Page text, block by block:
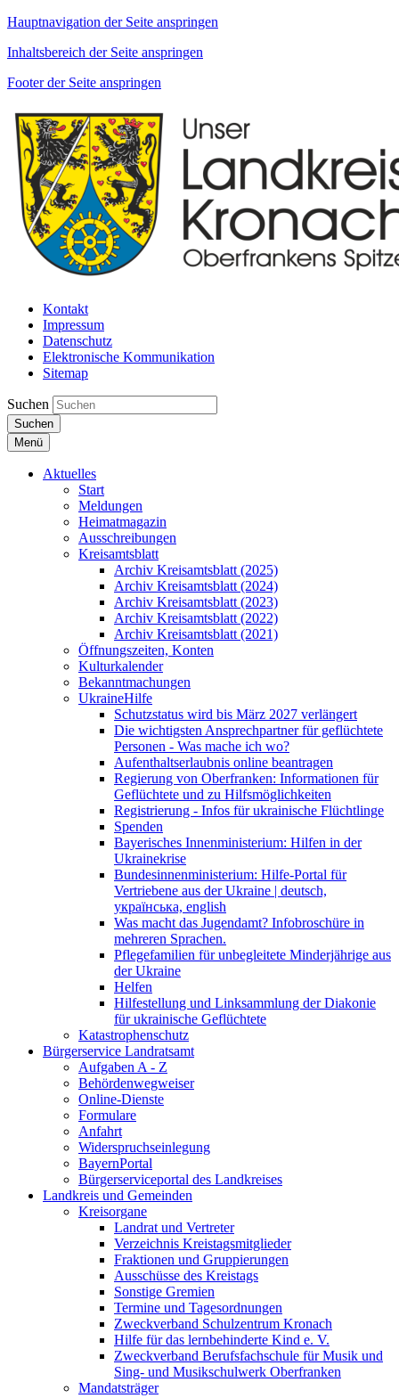
Hauptnavigation der Seite anspringen
Inhaltsbereich der Seite anspringen
Footer der Seite anspringen
Kontakt
Impressum
Datenschutz
Elektronische Kommunikation
Sitemap
Suchen
Suchen
Menü
Aktuelles
Start
Meldungen
Heimatmagazin
Ausschreibungen
Kreisamtsblatt
Archiv Kreisamtsblatt (2025)
Archiv Kreisamtsblatt (2024)
Archiv Kreisamtsblatt (2023)
Archiv Kreisamtsblatt (2022)
Archiv Kreisamtsblatt (2021)
Öffnungszeiten, Konten
Kulturkalender
Bekanntmachungen
UkraineHilfe
Schutzstatus wird bis März 2027 verlängert
Die wichtigsten Ansprechpartner für geflüchtete
Personen - Was mache ich wo?
Aufenthaltserlaubnis online beantragen
Regierung von Oberfranken: Informationen für
Geflüchtete und zu Hilfsmöglichkeiten
Registrierung - Infos für ukrainische Flüchtlinge
Spenden
Bayerisches Innenministerium: Hilfen in der
Ukrainekrise
Bundesinnenministerium: Hilfe-Portal für
Vertriebene aus der Ukraine | deutsch,
українська, english
Was macht das Jugendamt? Infobroschüre in
mehreren Sprachen.
Pflegefamilien für unbegleitete Minderjährige aus
der Ukraine
Helfen
Hilfestellung und Linksammlung der Diakonie
für ukrainische Geflüchtete
Katastrophenschutz
Bürgerservice Landratsamt
Aufgaben A - Z
Behördenwegweiser
Online-Dienste
Formulare
Anfahrt
Widerspruchseinlegung
BayernPortal
Bürgerserviceportal des Landkreises
Landkreis und Gemeinden
Kreisorgane
Landrat und Vertreter
Verzeichnis Kreistagsmitglieder
Fraktionen und Gruppierungen
Ausschüsse des Kreistags
Sonstige Gremien
Termine und Tagesordnungen
Zweckverband Schulzentrum Kronach
Hilfe für das lernbehinderte Kind e. V.
Zweckverband Berufsfachschule für Musik und
Sing- und Musikschulwerk Oberfranken
Mandatsträger